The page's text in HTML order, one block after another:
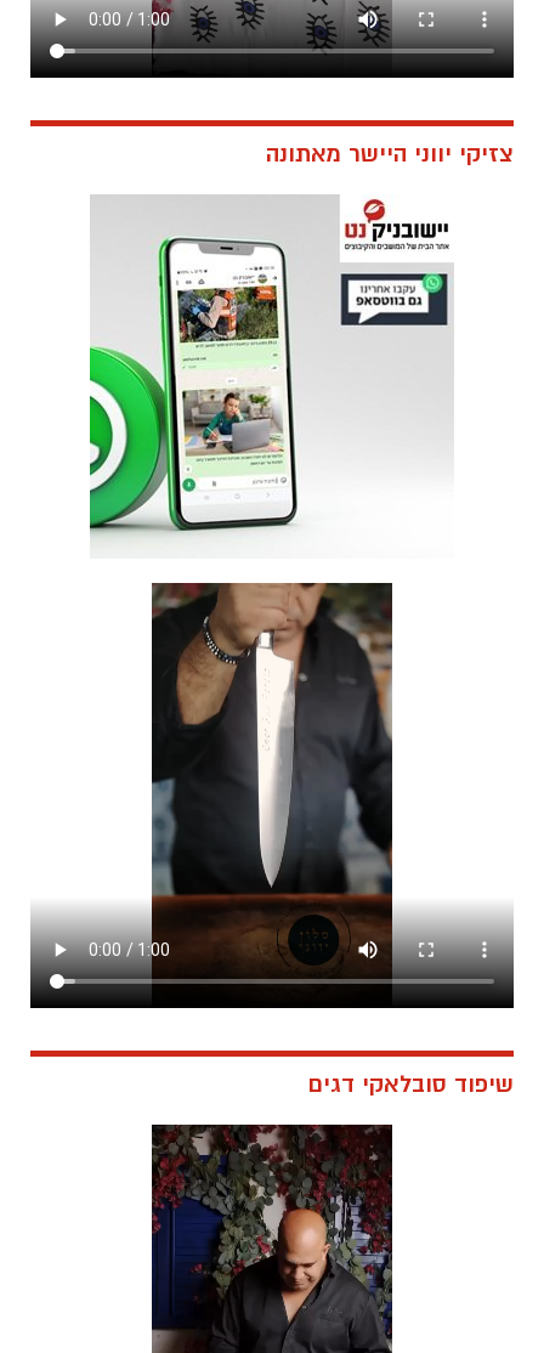
צזיקי יווני היישר מאתונה
שיפוד סובלאקי דגים